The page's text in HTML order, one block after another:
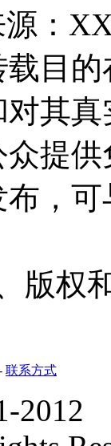
：
目
其
提
，
版权
联系方式
2012